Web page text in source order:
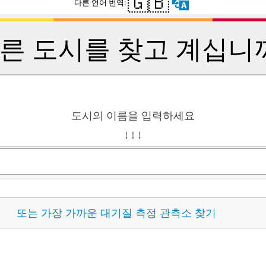
다른 언어 번역:
도시를 찾고 계십니
도시의 이름을 입력하세요
↓ ↓ ↓
또는 가장 가까운 대기질 측정 관측소 찾기